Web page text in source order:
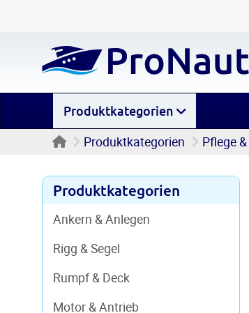
Produktkategorien
Startseite
Produktkategorien Pflege
Produktkategorien
Ankern & Anlegen
Rigg & Segel
Rumpf & Deck
Motor & Antrieb